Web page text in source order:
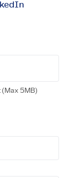
(Max 5MB)